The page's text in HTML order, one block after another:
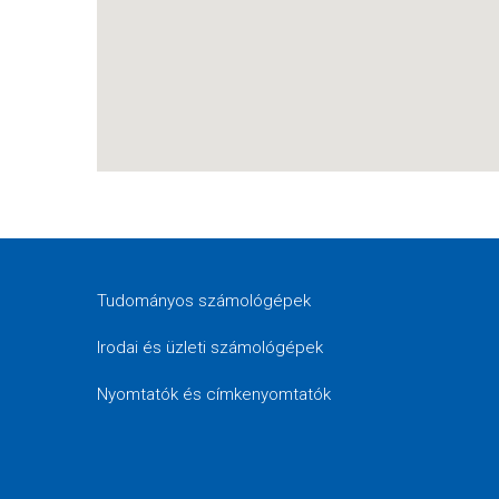
Tudományos számológépek
Irodai és üzleti számológépek
Nyomtatók és címkenyomtatók